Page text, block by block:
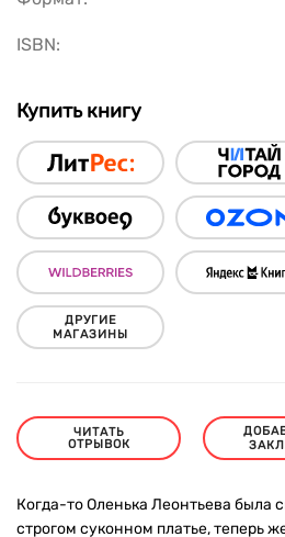
ISBN:
Купить книгу
ДРУГИЕ
МАГАЗИНЫ
ЧИТАТЬ
ОТРЫВОК
Когда-то Оленька Леонтьева была
строгом суконном платье, теперь